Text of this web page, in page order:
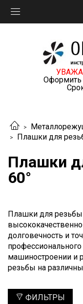
Оформить
Плашки для
Плашки
60°
Плашки для резьбы
долговечность и
машиностроении и
резьбы на
ФИЛЬТРЫ